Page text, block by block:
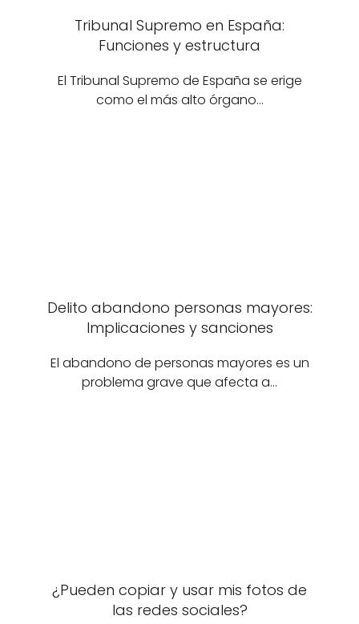
Tribunal Supremo en España:
Funciones y estructura
El Tribunal Supremo de España se erige
como el más alto órgano…
Delito abandono personas mayores:
Implicaciones y sanciones
El abandono de personas mayores es un
problema grave que afecta a…
¿Pueden copiar y usar mis fotos de
las redes sociales?